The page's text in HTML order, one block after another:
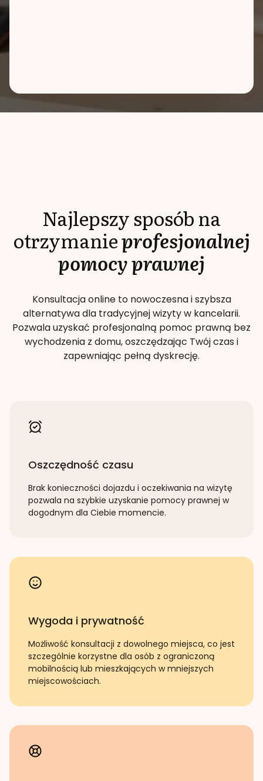
Najlepszy sposób na
otrzymanieprofesjonalnej
pomocy prawnej
Konsultacja online to nowoczesna i szybsza
alternatywa dla tradycyjnej wizyty w kancelarii.
Pozwala uzyskać profesjonalną pomoc prawną bez
wychodzenia z domu, oszczędzając Twój czas i
zapewniając pełną dyskrecję.
Oszczędność czasu
Brak konieczności dojazdu i oczekiwania na wizytę
pozwala na szybkie uzyskanie pomocy prawnej w
dogodnym dla Ciebie momencie.
Wygoda i prywatność
Możliwość konsultacji z dowolnego miejsca, co jest
szczególnie korzystne dla osób z ograniczoną
mobilnością lub mieszkających w mniejszych
miejscowościach.